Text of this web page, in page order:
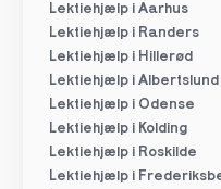
Lektiehjælp i Aarhus
Lektiehjælp i Randers
Lektiehjælp i Hillerød
Lektiehjælp i Albertslund
Lektiehjælp i Odense
Lektiehjælp i Kolding
Lektiehjælp i Roskilde
Lektiehjælp i